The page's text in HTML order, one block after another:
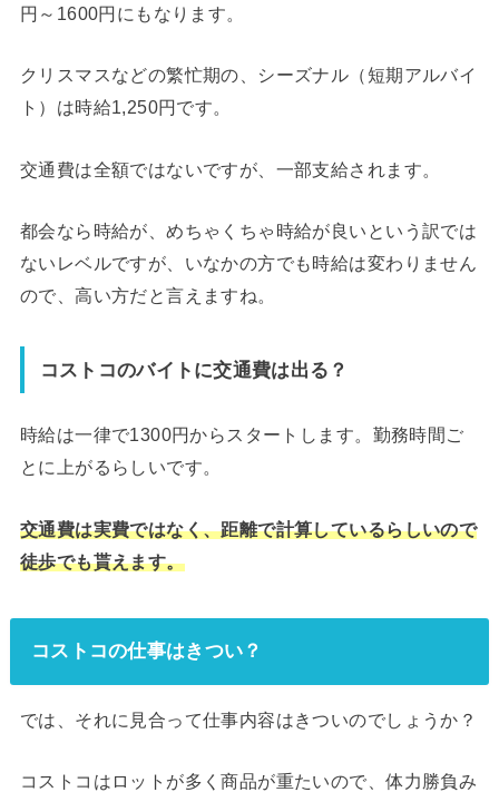
円～1600円にもなります。
クリスマスなどの繁忙期の、シーズナル（短期アルバイ
ト）は時給1,250円です。
交通費は全額ではないですが、一部支給されます。
都会なら時給が、めちゃくちゃ時給が良いという訳では
ないレベルですが、いなかの方でも時給は変わりません
ので、高い方だと言えますね。
コストコのバイトに交通費は出る？
時給は一律で1300円からスタートします。勤務時間ご
とに上がるらしいです。
交通費は実費ではなく、距離で計算しているらしいので
徒歩でも貰えます。
コストコの仕事はきつい？
では、それに見合って仕事内容はきついのでしょうか？
コストコはロットが多く商品が重たいので、体力勝負み